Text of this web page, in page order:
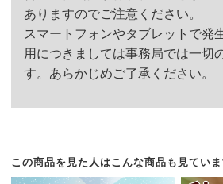
ご活用ください！
そして、あなたがお伝えする方の
でも減らし
薬膳とはなんなのか、どういう考
か、
ありますのでご注意ください。
スマートフォンやタブレットで発
用につきましては事務局では一切
す。あらかじめご了承ください。
この商品を見た人はこんな商品も見てい